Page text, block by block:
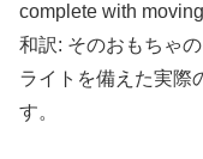
complete with
和訳: そのおもちゃ
ライトを備えた実際
す。